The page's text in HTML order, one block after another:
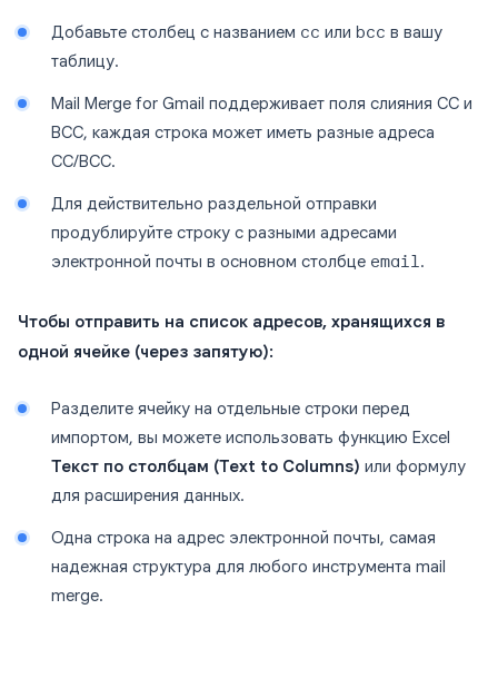
Добавьте столбец с названием cc или bcc в вашу
таблицу.
Mail Merge for Gmail поддерживает поля слияния CC и
BCC, каждая строка может иметь разные адреса
CC/BCC.
Для действительно раздельной отправки
продублируйте строку с разными адресами
электронной почты в основном столбце email.
Чтобы отправить на список адресов, хранящихся в
одной ячейке (через запятую):
Разделите ячейку на отдельные строки перед
импортом, вы можете использовать функцию Excel
Текст по столбцам (Text to Columns) или формулу
для расширения данных.
Одна строка на адрес электронной почты, самая
надежная структура для любого инструмента mail
merge.